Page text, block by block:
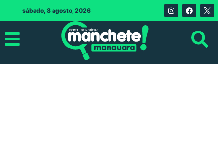
sábado, 8 agosto, 2026